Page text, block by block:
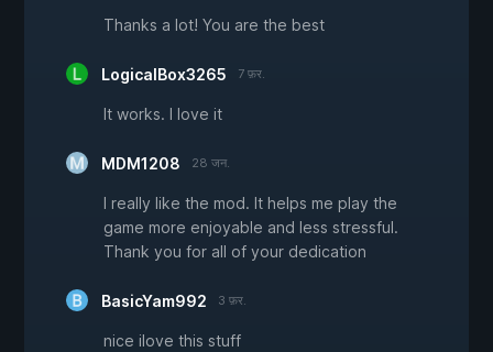
Thanks a lot! You are the best
LogicalBox3265 7 फ़र.
It works. I love it
MDM1208 28 जन.
I really like the mod. It helps me play the
game more enjoyable and less stressful.
Thank you for all of your dedication
BasicYam992 3 फ़र.
nice ilove this stuff